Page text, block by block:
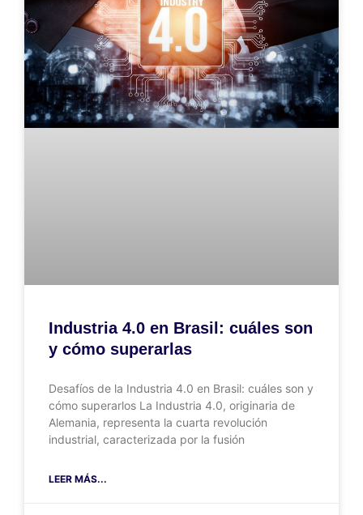
Industria 4.0 en Brasil: cuáles son
y cómo superarlas
Desafíos de la Industria 4.0 en Brasil: cuáles son y
cómo superarlos La Industria 4.0, originaria de
Alemania, representa la cuarta revolución
industrial, caracterizada por la fusión
LEER MÁS...